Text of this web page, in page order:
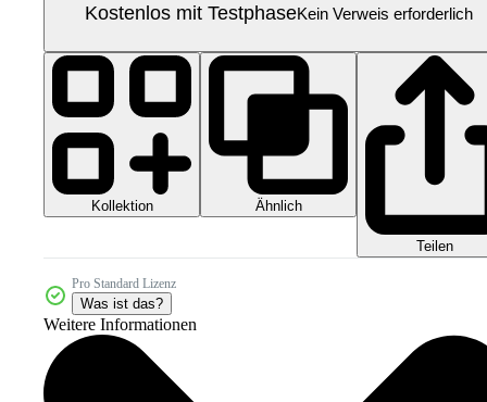
Kostenlos mit TestphaseKein Verweis erforderlich
Kollektion Ähnlich
Teilen
Pro Standard Lizenz
Was ist das?
Weitere Informationen